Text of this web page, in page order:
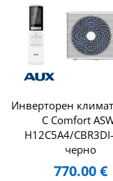
Инверторен
C Comfort
H12C5A4/
черно
770.00€